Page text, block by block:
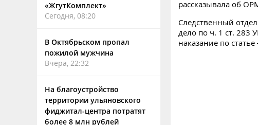
«ЖгутКомплект»
Сегодня, 08:20
В Октябрьском пропал
пожилой мужчина
Вчера, 22:32
На благоустройство
территории ульяновского
фиджитал-центра потратят
более 8 млн рублей
рассказывала об
Следственный
дело по ч. 1 ст. 283
наказание по